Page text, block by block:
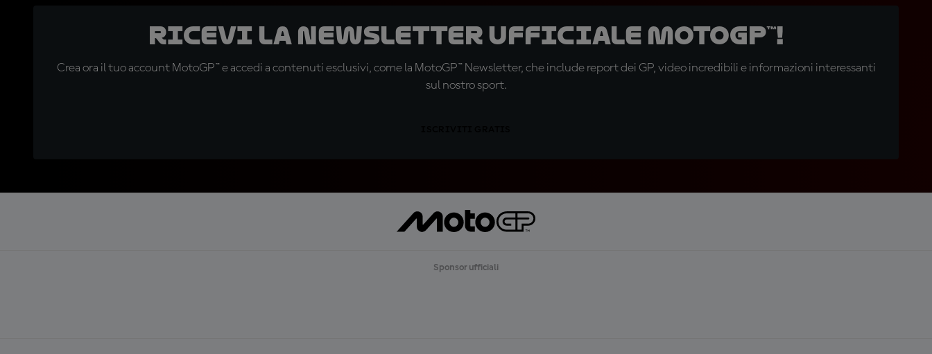
Ricevi la newsletter ufficiale MotoGP™!
Crea ora il tuo account MotoGP™ e accedi a contenuti esclusivi, come la MotoGP™ Newsletter, che include report dei GP, video incredibili e informazioni interessanti
sul nostro sport.
Sponsor ufficiali